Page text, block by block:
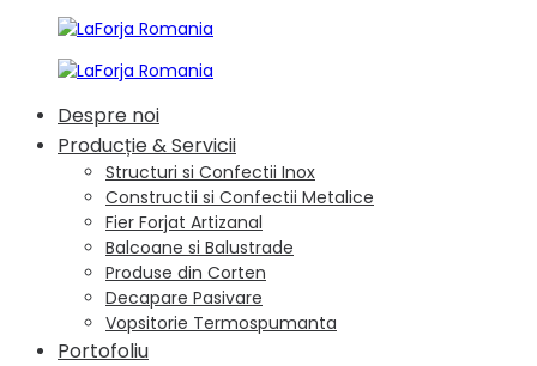
Despre noi
Producție & Servicii
Structuri si Confectii Inox
Constructii si Confectii Metalice
Fier Forjat Artizanal
Balcoane si Balustrade
Produse din Corten
Decapare Pasivare
Vopsitorie Termospumanta
Portofoliu